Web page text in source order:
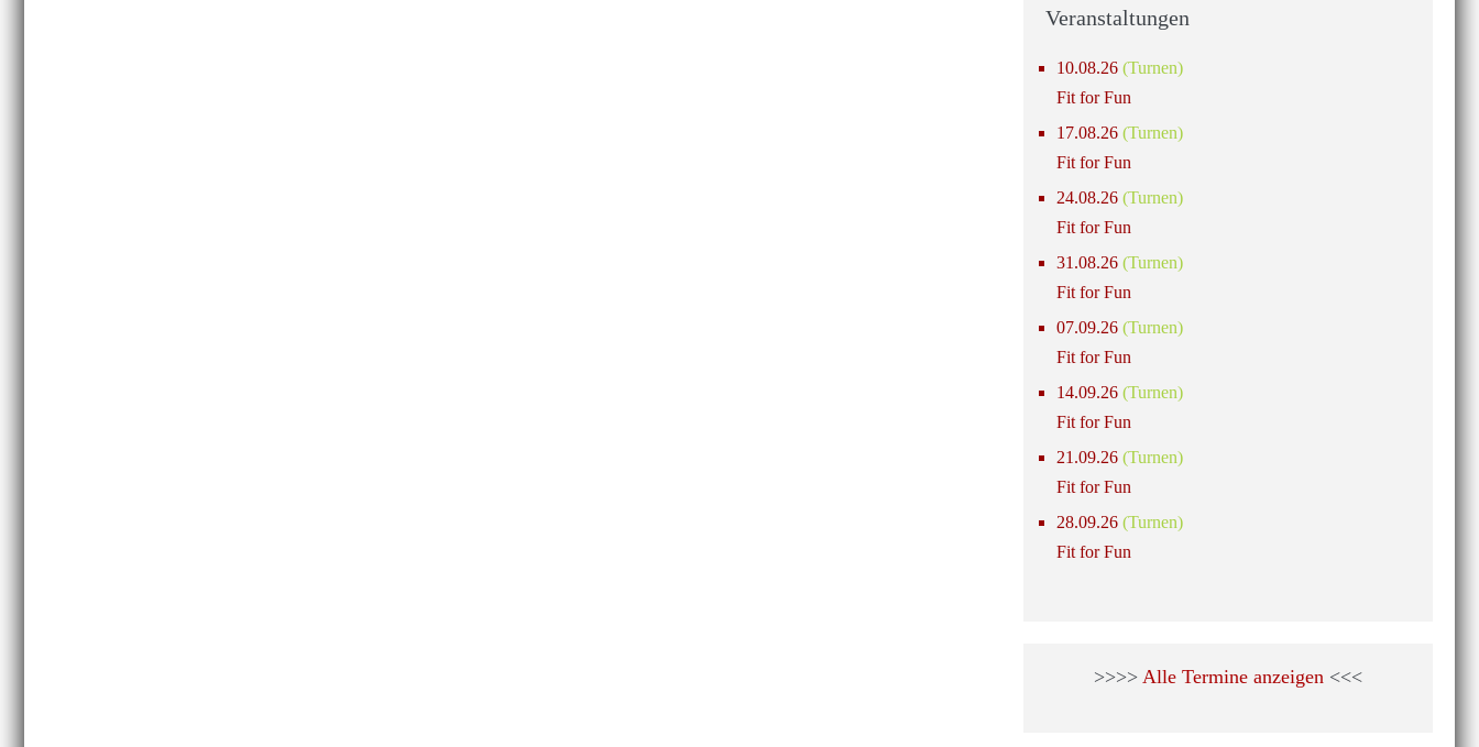
Veranstaltungen
10.08.26 (Turnen)
Fit for Fun
17.08.26 (Turnen)
Fit for Fun
24.08.26 (Turnen)
Fit for Fun
31.08.26 (Turnen)
Fit for Fun
07.09.26 (Turnen)
Fit for Fun
14.09.26 (Turnen)
Fit for Fun
21.09.26 (Turnen)
Fit for Fun
28.09.26 (Turnen)
Fit for Fun
>>>> Alle Termine anzeigen<<<